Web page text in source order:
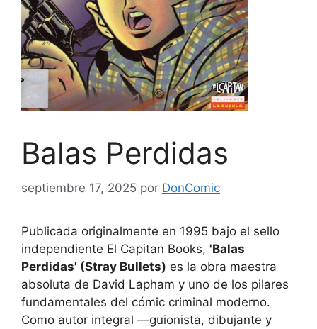
Balas Perdidas
septiembre 17, 2025 por DonComic
Publicada originalmente en 1995 bajo el sello
independiente El Capitan Books, 'Balas
Perdidas' (Stray Bullets) es la obra maestra
absoluta de David Lapham y uno de los pilares
fundamentales del cómic criminal moderno.
Como autor integral —guionista, dibujante y